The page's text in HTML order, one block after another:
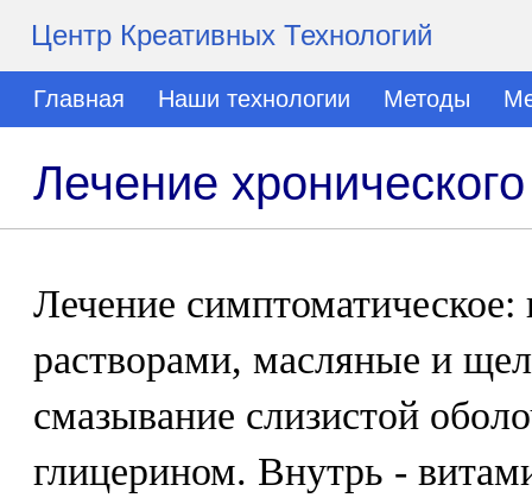
Центр Креативных Технологий
Главная Наши технологии Методы
Лечение
Лечение
растворами, масляные и
смазывание слизистой
глицерином. Внутрь -